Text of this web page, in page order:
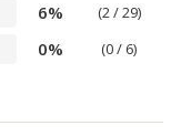
6% (2 / 29)
0% (0 / 6)